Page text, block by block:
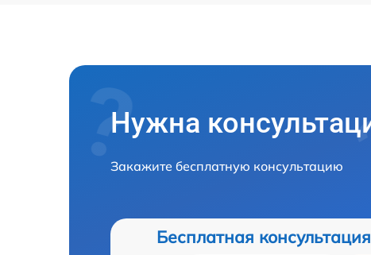
Нужна
Закажите бесплатную консультацию
Бесплатная